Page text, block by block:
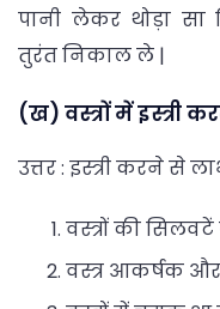
पानी लेकर थोड़ा सा
तुरंत निकाल ले |
(ख) वस्त्रों में इस्त्री
उत्तर : इस्त्री करने से
वस्त्रों की सिलवटें
वस्त्र आकर्षक